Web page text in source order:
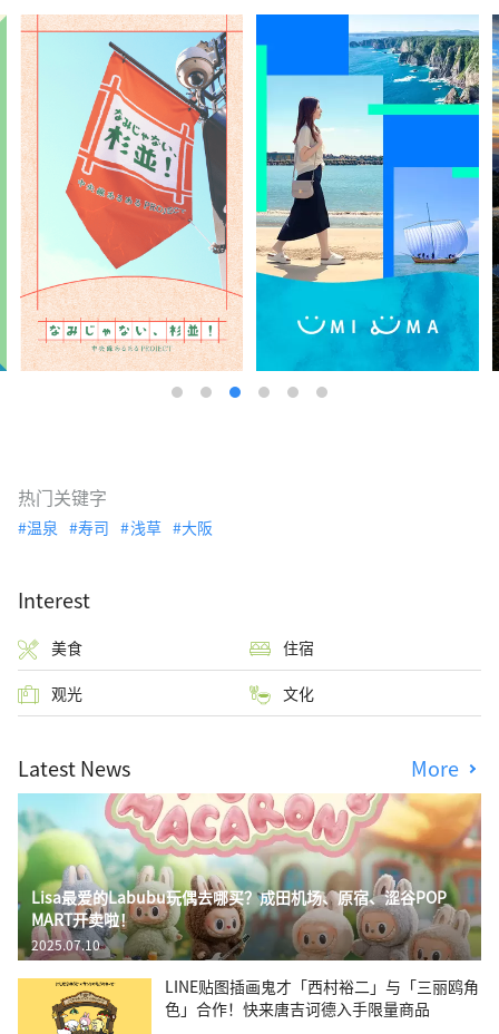
热门关键字
温泉 寿司 浅草 大阪
Interest
美食 住宿
观光 文化
Latest News More
Lisa最爱的Labubu玩偶去哪买？成田机场、原宿、涩谷POP
MART开卖啦！
2025.07.10
LINE贴图插画鬼才「西村裕二」与「三丽鸥角
色」合作！快来唐吉诃德入手限量商品